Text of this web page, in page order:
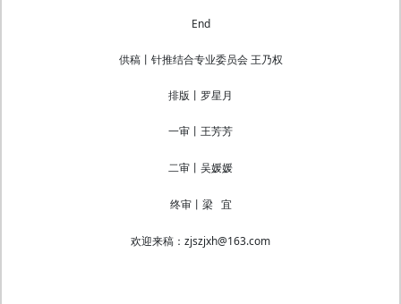
End
供稿丨针推结合专业委员会 王乃权
排版丨罗星月
一审丨王芳芳
二审丨吴媛媛
终审丨梁 宜
欢迎来稿：zjszjxh@163.com